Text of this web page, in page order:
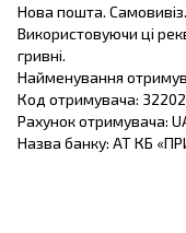
Нова пошта. Самовивіз.
Використовуючи ці
гривні.
Найменування
Код отримувача:
Рахунок отримувача:
Назва банку: АТ КБ